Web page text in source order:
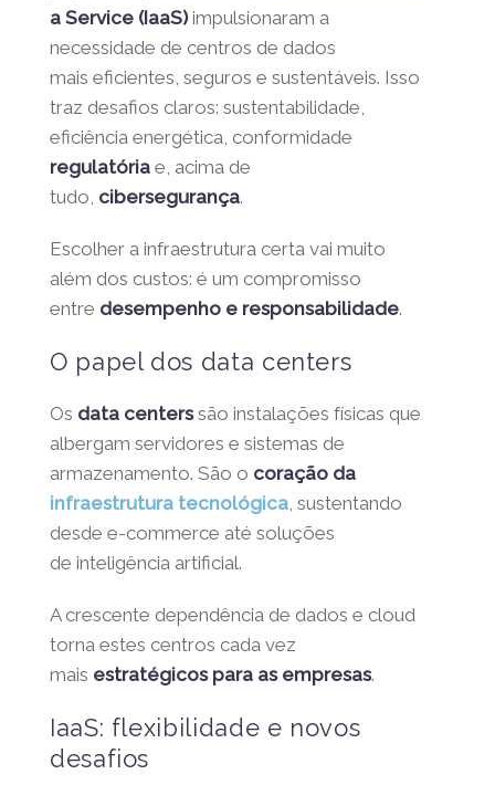
a Service (IaaS)impulsionaram a
necessidade de centros de dados
mais eficientes, seguros e sustentáveis. Isso
traz desafios claros: sustentabilidade,
eficiência energética, conformidade
regulatória e, acima de
tudo, cibersegurança.
Escolher a infraestrutura certa vai muito
além dos custos: é um compromisso
entre desempenho e responsabilidade.
O papel dos data centers
Os data centerssão instalações físicas que
albergam servidores e sistemas de
armazenamento. São o coração da
infraestrutura tecnológica, sustentando
desde e-commerce até soluções
de inteligência artificial.
A crescente dependência de dados e cloud
torna estes centros cada vez
mais estratégicos para as empresas.
IaaS: flexibilidade e novos
desafios